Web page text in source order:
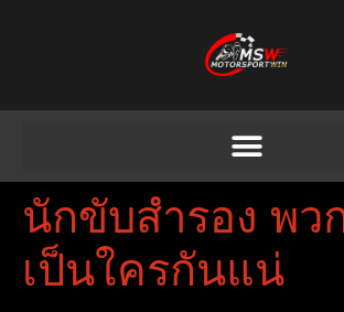
นักขับสำรอง พว
เป็นใครกันแน่